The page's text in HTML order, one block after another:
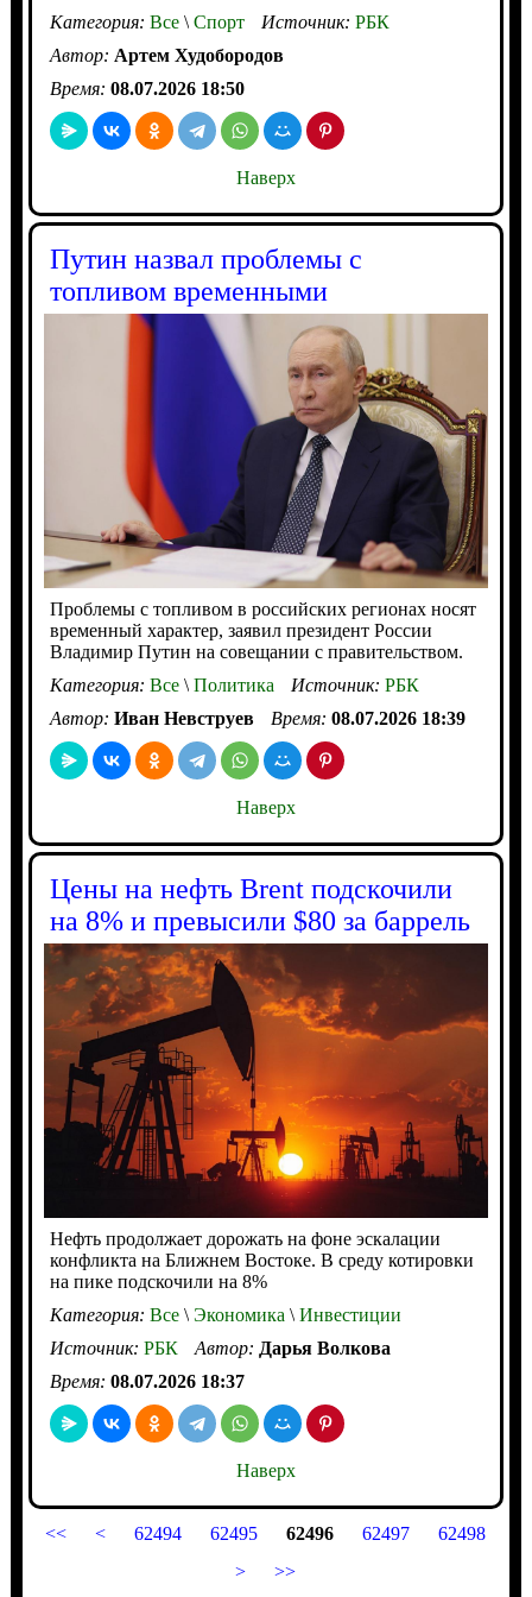
Категория: Все\Спорт Источник: РБК
Автор: Артем Худобородов
Время: 08.07.2026 18:50
Наверх
Путин назвал проблемы с
топливом временными
Проблемы с топливом в российских регионах носят
временный характер, заявил президент России
Владимир Путин на совещании с правительством.
Категория: Все\Политика Источник: РБК
Автор: Иван Невструев Время: 08.07.2026 18:39
Наверх
Цены на нефть Brent подскочили
на 8% и превысили $80 за баррель
Нефть продолжает дорожать на фоне эскалации
конфликта на Ближнем Востоке. В среду котировки
на пике подскочили на 8%
Категория: Все\Экономика \Инвестиции
Источник: РБК Автор: Дарья Волкова
Время: 08.07.2026 18:37
Наверх
<< < 62494 62495 62496 62497
62498
>
>>